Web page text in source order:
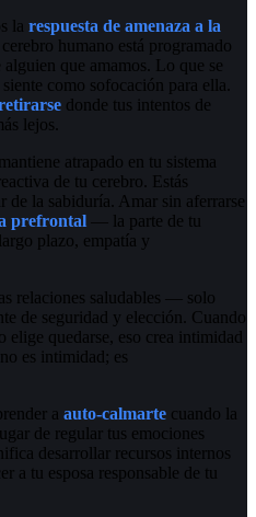
la respuesta de amenaza a la
humano está programado
que amamos. Lo que se
como sofocación para ella.
donde tus intentos de
lejos.
atrapado en tu sistema
de tu cerebro. Estás
de la sabiduría. Amar sin aferrarse
prefrontal — la parte de tu
plazo, empatía y
relaciones saludables — solo
de seguridad y elección. Cuando
elige quedarse, eso crea intimidad
es intimidad; es
a auto-calmarte cuando la
de regular tus emociones
desarrollar recursos internos
a tu esposa responsable de tu